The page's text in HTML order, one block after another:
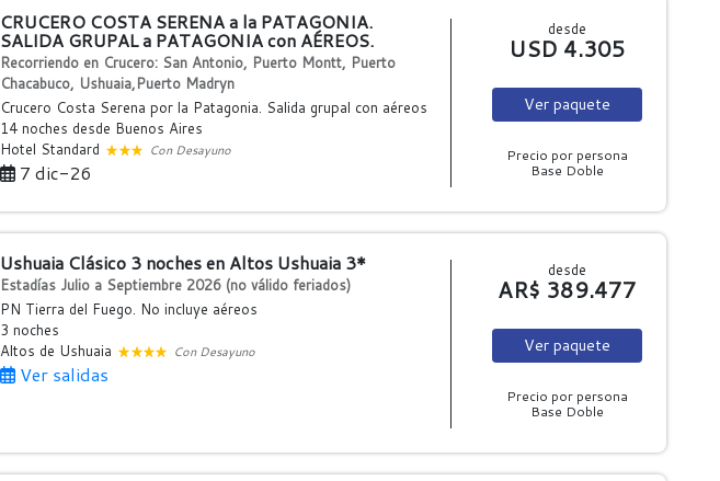
CRUCERO COSTA SERENA a la PATAGONIA.
SALIDA GRUPAL a PATAGONIA con AÉREOS.
Recorriendo en Crucero: San Antonio, Puerto Montt, Puerto
Chacabuco, Ushuaia,Puerto Madryn
Crucero Costa Serena por la Patagonia. Salida grupal con aéreos
14 noches desde Buenos Aires
Hotel Standard
Con Desayuno
7 dic-26
desde
USD 4.305
Ver paquete
Precio por persona
Base Doble
Ushuaia Clásico 3 noches en Altos Ushuaia 3*
Estadías Julio a Septiembre 2026 (no válido feriados)
PN Tierra del Fuego. No incluye aéreos
3 noches
Altos de Ushuaia
Con Desayuno
Ver salidas
desde
AR$ 389.477
Ver paquete
Precio por persona
Base Doble